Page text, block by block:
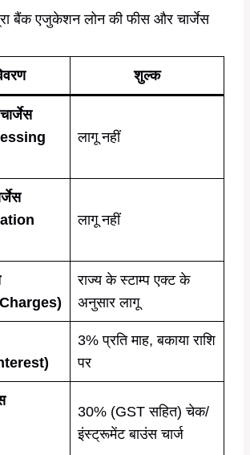
बैंक एजुकेशन लोन की फीस और चार्जेस
शुल्क
लागू नहीं
लागू नहीं
राज्य के स्टाम्प एक्ट के
अनुसार लागू
3% प्रति माह, बकाया राशि
पर
30% (GST सहित) चेक/
इंस्ट्रूमेंट बाउंस चार्ज